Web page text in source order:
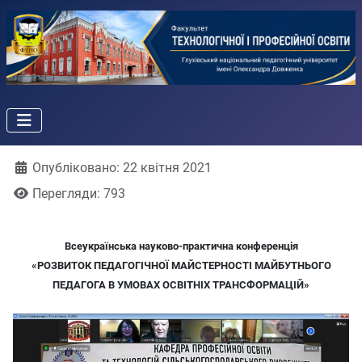
ДеталіОпубліковано: 22 квітня 2021
Перегляди: 793
Всеукраїнська науково-практична конференція
«РОЗВИТОК ПЕДАГОГІЧНОЇ МАЙСТЕРНОСТІ МАЙБУТНЬОГО
ПЕДАГОГА В УМОВАХ ОСВІТНІХ ТРАНСФОРМАЦІЙ»